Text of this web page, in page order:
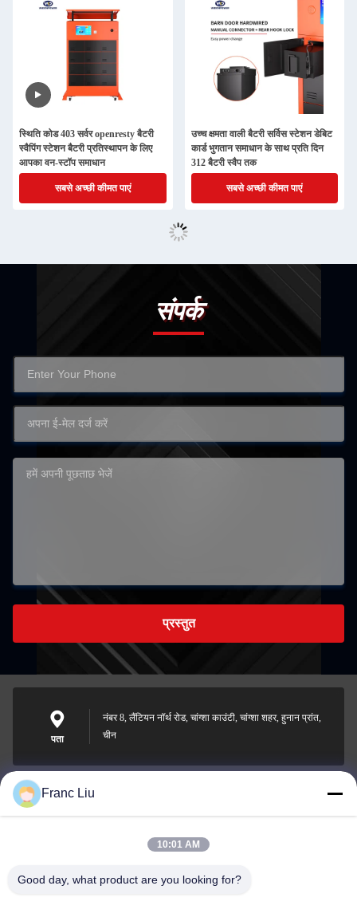
स्थिति कोड 403 सर्वर openresty बैटरी
स्वैपिंग स्टेशन बैटरी प्रतिस्थापन के लिए
आपका वन-स्टॉप समाधान
सबसे अच्छी कीमत पाएं
उच्च क्षमता वाली बैटरी सर्विस स्टेशन डेबिट
कार्ड भुगतान समाधान के साथ प्रति दिन
312 बैटरी स्वैप तक
सबसे अच्छी कीमत पाएं
संपर्क
प्रस्तुत
पता
नंबर 8, लैंटियन नॉर्थ रोड, चांग्शा काउंटी, चांग्शा शहर, हुनान प्रांत,
चीन
sales09@vdbattery.com
Franc Liu
10:01 AM
Good day, what product are you looking for?